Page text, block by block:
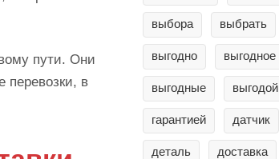
пути. Они
перевозки, в
выбора выбрать
выгодно выгодное
выгодные выгодой
гарантией датчик
деталь доставка